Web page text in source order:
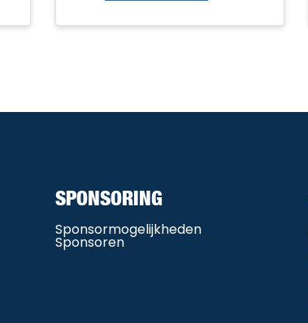
SPONSORING
Sponsormogelijkheden
Sponsoren